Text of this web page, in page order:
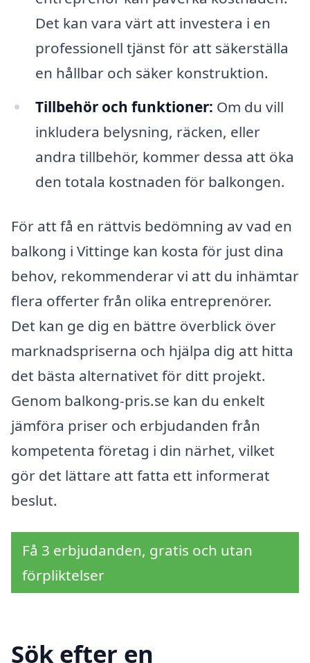
Det kan vara värt att investera i en
professionell tjänst för att säkerställa
en hållbar och säker konstruktion.
Tillbehör och funktioner: Om du vill
inkludera belysning, räcken, eller
andra tillbehör, kommer dessa att öka
den totala kostnaden för balkongen.
För att få en rättvis bedömning av vad en
balkong i Vittinge kan kosta för just dina
behov, rekommenderar vi att du inhämtar
flera offerter från olika entreprenörer.
Det kan ge dig en bättre överblick över
marknadspriserna och hjälpa dig att hitta
det bästa alternativet för ditt projekt.
Genom balkong-pris.se kan du enkelt
jämföra priser och erbjudanden från
kompetenta företag i din närhet, vilket
gör det lättare att fatta ett informerat
beslut.
Få 3 erbjudanden, gratis och utan
förpliktelser
Sök efter en